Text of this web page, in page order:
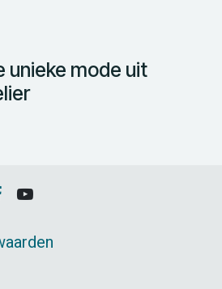
unieke mode uit